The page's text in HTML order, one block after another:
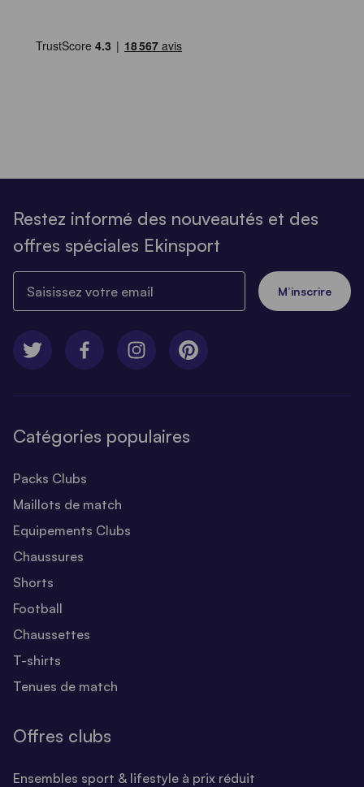
Restez informé des nouveautés et des
offres spéciales Ekinsport
M’inscrire
Catégories populaires
Packs Clubs
Maillots de match
Equipements Clubs
Chaussures
Shorts
Football
Chaussettes
T-shirts
Tenues de match
Offres clubs
Ensembles sport & lifestyle à prix réduit